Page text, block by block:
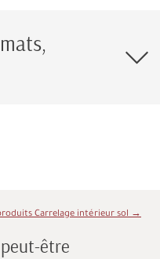
Carrelage intérieur sol →
être